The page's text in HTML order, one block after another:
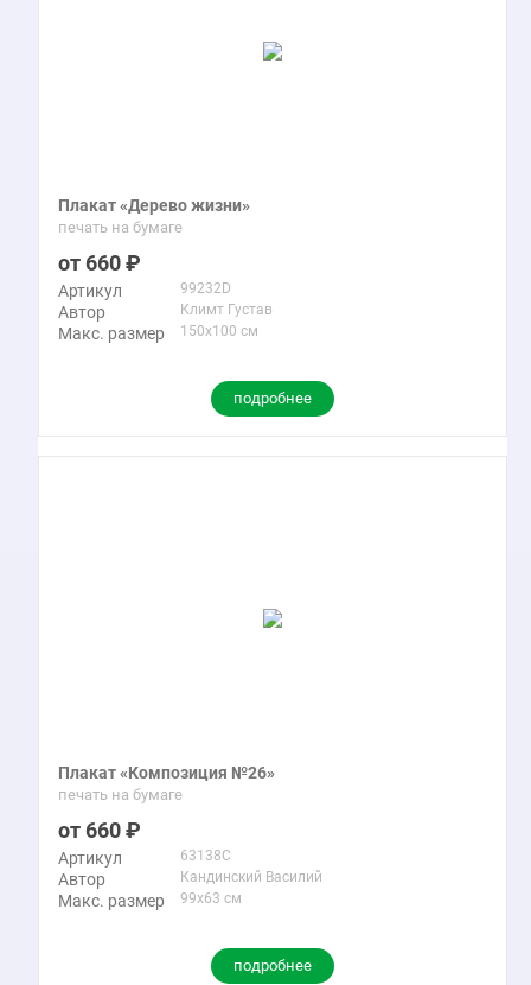
Плакат «Дерево жизни»
печать на бумаге
660
Артикул 99232D
Автор Климт Густав
Макс. размер 150x100 см
подробнее
Плакат «Композиция №26»
печать на бумаге
660
Артикул 63138C
Автор Кандинский Василий
Макс. размер 99x63 см
подробнее